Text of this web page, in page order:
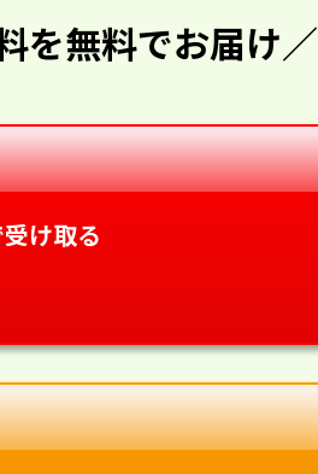
を無料でお届け／
け取る